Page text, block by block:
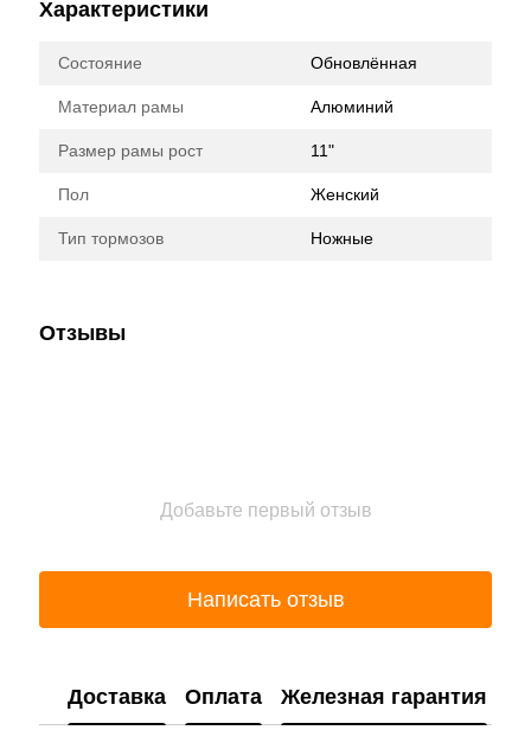
Характеристики
Состояние Обновлённая
Материал рамы Алюминий
Размер рамы рост 11"
Пол Женский
Тип тормозов Ножные
Отзывы
Добавьте первый отзыв
Написать отзыв
Доставка Оплата Железная гарантия